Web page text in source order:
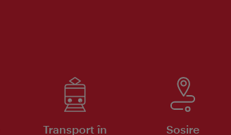
Transport în
Sosire